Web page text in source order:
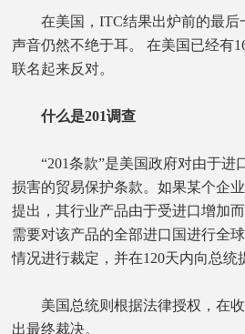
在美国，ITC结果出炉前的最后
声音仍然不绝于耳。 在美国已经有
联名起来反对。
什么是201调查
“201条款”是美国政府对由于进
损害的贸易保护条款。如果某个企
提出，其行业产品由于受进口增加
需要对该产品的全部进口国进行全
情况进行裁定，并在120天内向总统
美国总统则根据法律授权，在收
出最终裁决。